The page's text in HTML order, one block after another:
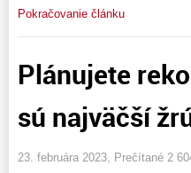
Pokračovanie článku
Plánujete
sú najväčší
23. februára 2023, Prečítané 2